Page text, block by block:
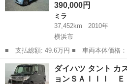
390,000円
ミラ
37,452km
2010年
横浜市
■ 支払総額: 49.6万円 ■ 車両本体価格： 390,000 円 ■ メーカー
名： ダイハツ ■ 車種名： ミラココ
Ｘ 走行３．７万キロ ナビ ＴＶ Ｅ
ーター付 ■...
神奈川 横浜市
ダイハツ タント カ
ョンＳＡＩＩＩ